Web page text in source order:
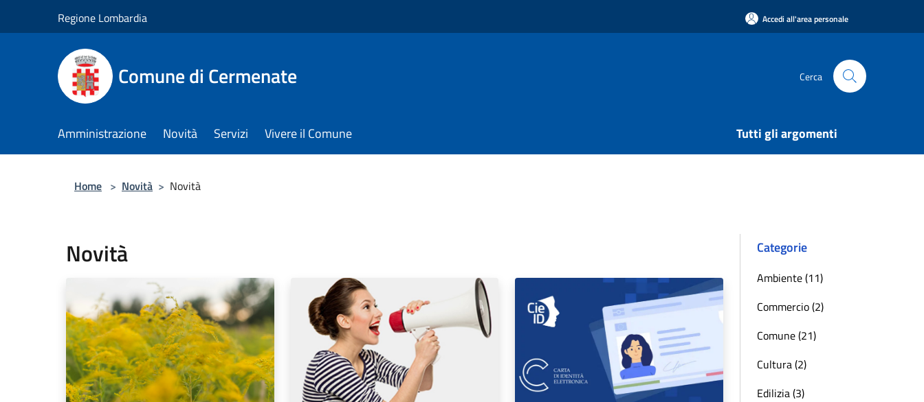
Regione Lombardia Accedi all'area personale
Comune di Cermenate Cerca
Amministrazione Novità Servizi Vivere il Comune Tutti gli argomenti
Home > Novità > Novità
Novità Categorie
Ambiente (11)
Commercio (2)
Comune (21)
Cultura (2)
Edilizia (3)